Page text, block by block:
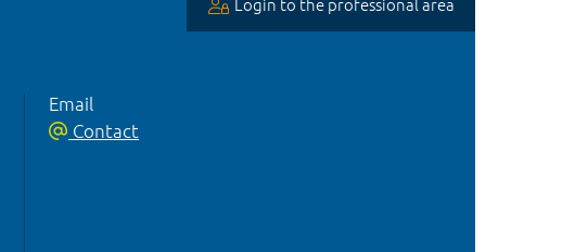
Login to the professional area
Email
Contact